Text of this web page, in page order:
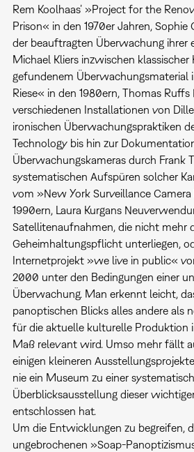
Rem Koolhaas’ »Project for the
Prison« in den 1970er Jahren,
der beauftragten Überwachung ihrer
Michael Kliers inzwischen
gefundenem Überwachungsmaterial
Riese« in den 1980ern, Thomas
verschiedenen Installationen von
ironischen Überwachungspraktiken
Technology bis hin zur
Überwachungskameras durch Frank
systematischen Aufspüren solcher
vom »New York Surveillance
1990ern, Laura Kurgans
Satellitenaufnahmen, die nicht mehr
Geheimhaltungspflicht unterliegen,
Internetprojekt »we live in public«
2000 unter den Bedingungen einer
Überwachung. Man erkennt leicht,
panoptischen Blicks alles andere als
für die aktuelle kulturelle Produktion
Maß relevant wird. Umso mehr fällt
einigen kleineren
nie ein Museum zu einer
Überblicksausstellung dieser
entschlossen hat.
Um die Entwicklungen zu begreifen,
ungebrochenen »Soap-